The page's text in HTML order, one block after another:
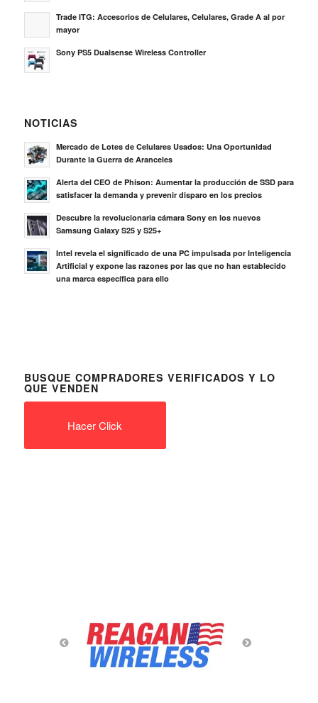
Trade ITG: Accesorios de Celulares, Celulares, Grade A al por
mayor
Sony PS5 Dualsense Wireless Controller
NOTICIAS
Mercado de Lotes de Celulares Usados: Una Oportunidad
Durante la Guerra de Aranceles
Alerta del CEO de Phison: Aumentar la producción de SSD para
satisfacer la demanda y prevenir disparo en los precios
Descubre la revolucionaria cámara Sony en los nuevos
Samsung Galaxy S25 y S25+
Intel revela el significado de una PC impulsada por Inteligencia
Artificial y expone las razones por las que no han establecido
una marca específica para ello
BUSQUE COMPRADORES VERIFICADOS Y LO
QUE VENDEN
Hacer Click